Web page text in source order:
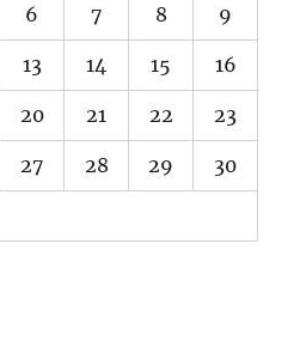
6 7 8 9
13 14 15 16
20 21 22 23
27 28 29 30